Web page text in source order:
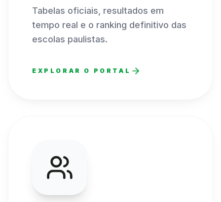
Tabelas oficiais, resultados em
tempo real e o ranking definitivo das
escolas paulistas.
EXPLORAR O PORTAL